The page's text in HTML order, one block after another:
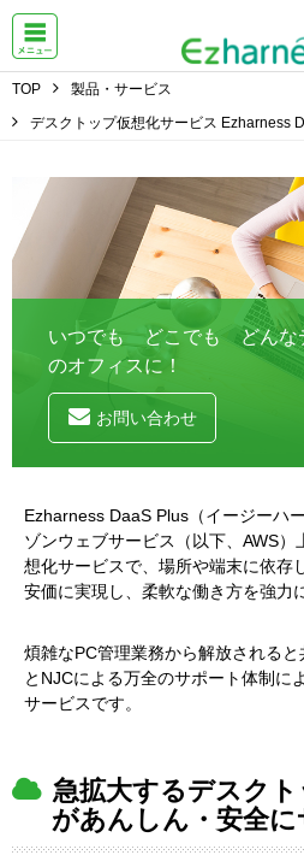
TOP
製品・サービス
デスクトップ仮想化サービス Ezharness
いつでも どこでも どんな
のオフィスに！
お問い合わせ
Ezharness DaaS Plus（イージーハ
ゾンウェブサービス（以下、AWS
想化サービスで、場所や端末に依存
安価に実現し、柔軟な働き方を強力
煩雑なPC管理業務から解放される
とNJCによる万全のサポート体制に
サービスです。
急拡大するデスク
があんしん・安全に